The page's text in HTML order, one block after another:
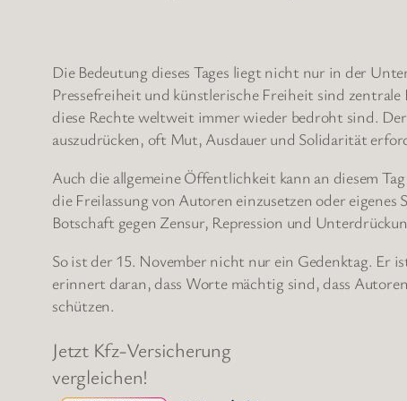
Die Bedeutung dieses Tages liegt nicht nur in der
Pressefreiheit und künstlerische Freiheit sind
diese Rechte weltweit immer wieder bedroht sind.
auszudrücken, oft Mut, Ausdauer und Solidarität
Auch die allgemeine Öffentlichkeit kann an diesem
die Freilassung von Autoren einzusetzen oder
Botschaft gegen Zensur, Repression und
So ist der 15. November nicht nur ein Gedenktag. Er
erinnert daran, dass Worte mächtig sind, dass
schützen.
Jetzt Kfz-Versicherung
vergleichen!